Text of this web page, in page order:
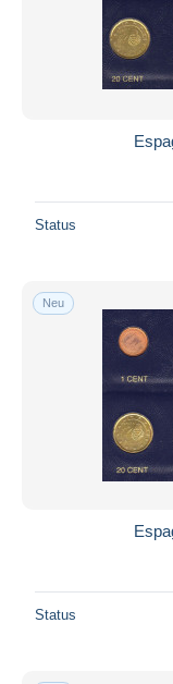
Status
Neu
Status